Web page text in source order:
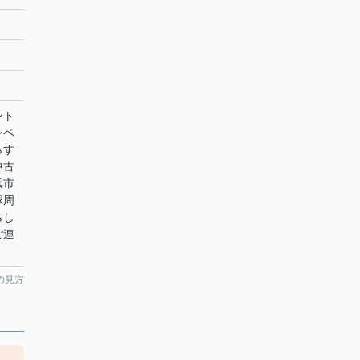
ベ
す
古
市
連
見方